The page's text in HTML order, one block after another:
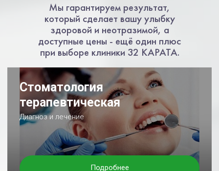
Мы гарантируем результат,
который сделает вашу улыбку
здоровой и неотразимой, а
доступные цены - ещё один плюс
при выборе клиники 32 КАРАТА.
Стоматология
терапевтическая
Диагноз и лечение
Подробнее